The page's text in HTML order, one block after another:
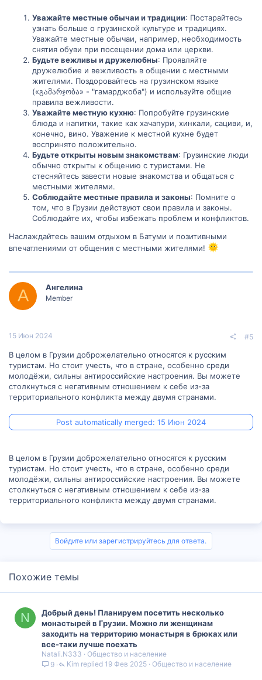
Уважайте местные обычаи и традиции: Постарайтесь
узнать больше о грузинской культуре и традициях.
Уважайте местные обычаи, например, необходимость
снятия обуви при посещении дома или церкви.
Будьте вежливы и дружелюбны: Проявляйте
дружелюбие и вежливость в общении с местными
жителями. Поздоровайтесь на грузинском языке
(«გამარჯობა» - "гамарджоба") и используйте общие
правила вежливости.
Уважайте местную кухню: Попробуйте грузинские
блюда и напитки, такие как хачапури, хинкали, сациви, и,
конечно, вино. Уважение к местной кухне будет
воспринято положительно.
Будьте открыты новым знакомствам: Грузинские люди
обычно открыты к общению с туристами. Не
стесняйтесь завести новые знакомства и общаться с
местными жителями.
Соблюдайте местные правила и законы: Помните о
том, что в Грузии действуют свои правила и законы.
Соблюдайте их, чтобы избежать проблем и конфликтов.
Наслаждайтесь вашим отдыхом в Батуми и позитивными
впечатлениями от общения с местными жителями!
А Ангелина
Member
15 Июн 2024 #5
В целом в Грузии доброжелательно относятся к русским
туристам. Но стоит учесть, что в стране, особенно среди
молодёжи, сильны антироссийские настроения. Вы можете
столкнуться с негативным отношением к себе из-за
территориального конфликта между двумя странами.
Post automatically merged: 15 Июн 2024
В целом в Грузии доброжелательно относятся к русским
туристам. Но стоит учесть, что в стране, особенно среди
молодёжи, сильны антироссийские настроения. Вы можете
столкнуться с негативным отношением к себе из-за
территориального конфликта между двумя странами.
Войдите или зарегистрируйтесь для ответа.
Похожие темы
N
Добрый день! Планируем посетить несколько
монастырей в Грузии. Можно ли женщинам
заходить на территорию монастыря в брюках или
все-таки лучше поехать
Natali.N333
Общество и население
9
Общество и население
19 Фев 2025
Kim